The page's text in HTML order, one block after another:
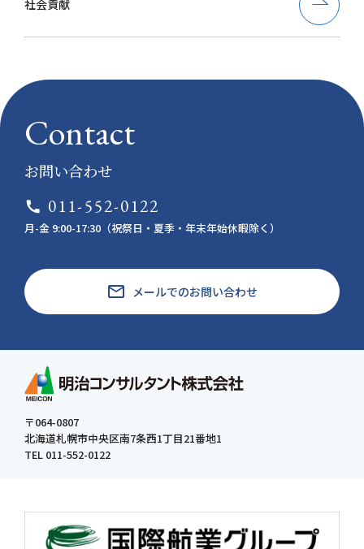
社会貢献
Contact
お問い合わせ
call 011-552-0122
月-金 9:00-17:30（祝祭日・夏季・年末年始休暇除く）
email メールでのお問い合わせ
〒064-0807
北海道札幌市中央区南7条西1丁目21番地1
TEL 011-552-0122